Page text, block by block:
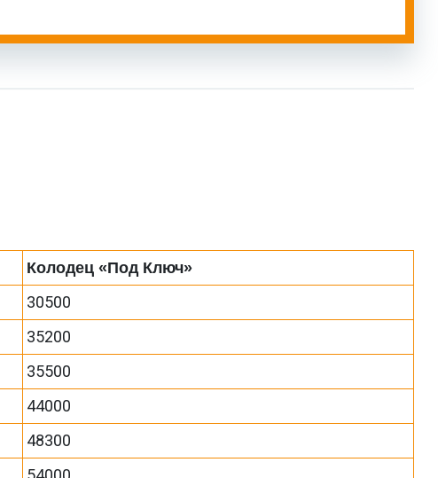
Колодец «Под Ключ»
30500
35200
35500
44000
48300